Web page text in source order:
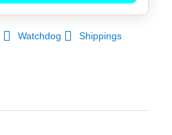
Watchdog Shippings